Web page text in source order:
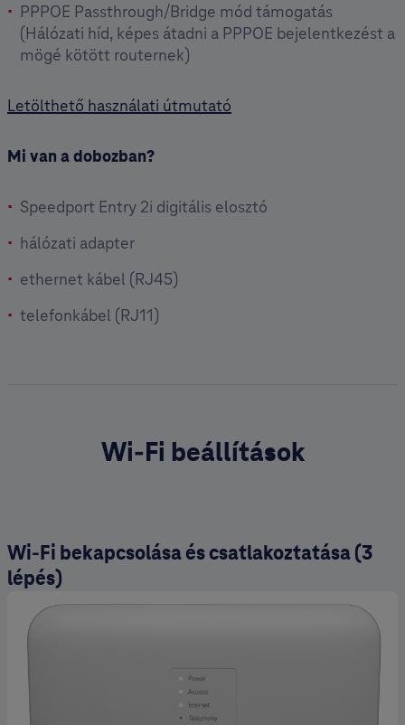
PPPOE Passthrough/Bridge mód támogatás
(Hálózati híd, képes átadni a PPPOE bejelentkezést a
mögé kötött routernek)
Letölthető használati útmutató
Mi van a dobozban?
Speedport Entry 2i digitális elosztó
hálózati adapter
ethernet kábel (RJ45)
telefonkábel (RJ11)
Wi-Fi beállítások
Wi-Fi bekapcsolása és csatlakoztatása (3
lépés)